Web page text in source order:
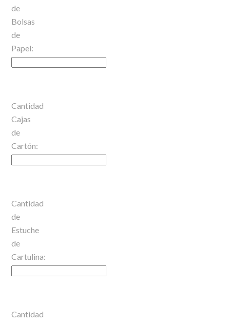
de
Bolsas
de
Papel:
Cantidad
Cajas
de
Cartón:
Cantidad
de
Estuche
de
Cartulina:
Cantidad